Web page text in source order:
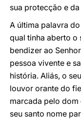
sua protecção e
A última palavra
qual tinha aberto o
bendizer ao
pessoa vivente e
história. Aliás, o
louvor orante do
marcada pelo
seu santo nome